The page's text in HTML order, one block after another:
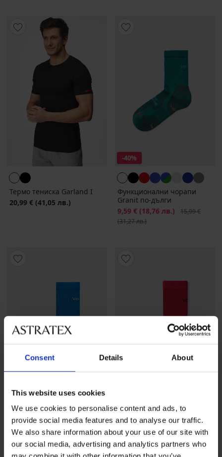
Consent Details About
This website uses cookies
We use cookies to personalise content and ads, to
provide social media features and to analyse our traffic.
We also share information about your use of our site with
our social media, advertising and analytics partners who
Термо тениска Garland I
20,99 € (41,05 лв.)
-40%
Функционални чорапи
Granit по-дълги
Намаление
9,59 € (18,76 лв.)
15,99 €
(31,27 лв.)
-40%
Функционални чорапи
Granit по-дълги
Намаление
9,59 €(18,76 лв.) Първоначална цена
15,99 €
Функционални чорапи
Granit по-дълги
Намаление
9,59 €(18,76 лв.)Първоначална
15,99 €
(31,27 лв.)